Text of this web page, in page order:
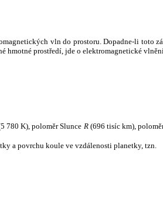
vln do prostoru. Dopadne-li toto
hmotné prostředí, jde o elektromagnetické
780 K), poloměr Slunce R(696 tisíc km),
a povrchu koule ve vzdálenosti planetky, tzn.